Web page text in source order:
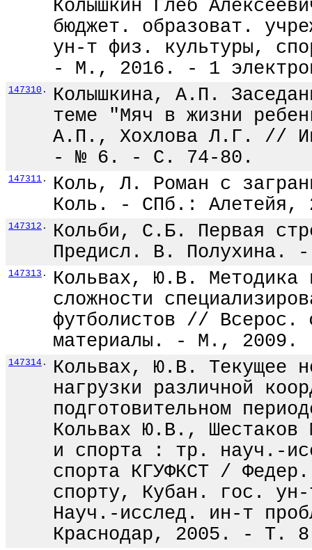
Колышкин Глеб
бюджет. образоват.
ун-т физ. культуры,
- М., 2016. - 1
147310 .
Колышкина, А.П.
теме "Мяч в жизни
А.П., Хохлова Л.Г. //
- № 6. - С. 74-80.
147311 .
Коль, Л. Роман с
Коль. - СПб.:
147312 .
Кольби, С.Б. Первая
Предисл. В.
147313 .
Кольвах, Ю.В. Методика
сложности
футболистов //
материалы. - М.,
147314 .
Кольвах, Ю.В. Текущее
нагрузки различной
подготовительном
Кольвах Ю.В.,
и спорта : тр. науч.-
спорта КГУФКСТ /
спорту, Кубан. гос.
Науч.-исслед. ин-т
Краснодар, 2005. - Т.